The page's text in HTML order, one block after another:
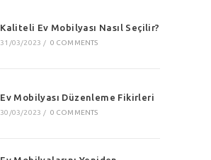
Kaliteli Ev Mobilyası Nasıl Seçilir?
31/03/2023 / 0 COMMENTS
Ev Mobilyası Düzenleme Fikirleri
30/03/2023 / 0 COMMENTS